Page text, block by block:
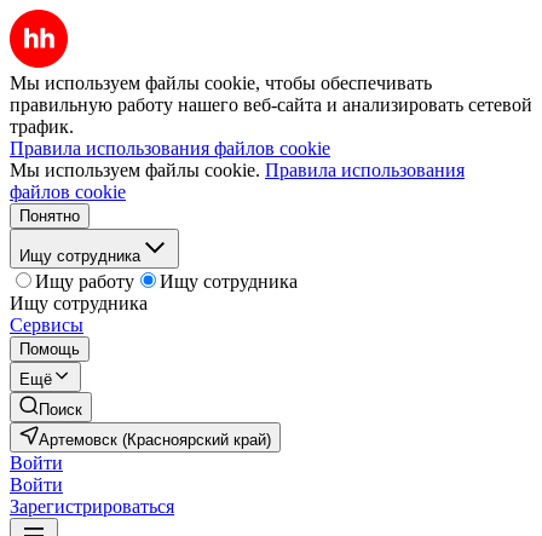
Мы используем файлы cookie, чтобы обеспечивать
правильную работу нашего веб-сайта и анализировать сетевой
трафик.
Правила использования файлов cookie
Мы используем файлы cookie. Правила использования
файлов cookie
Понятно
Ищу сотрудника
Ищу работу
Ищу сотрудника
Ищу сотрудника
Сервисы
Помощь
Ещё
Поиск
Артемовск (Красноярский край)
Войти
Войти
Зарегистрироваться